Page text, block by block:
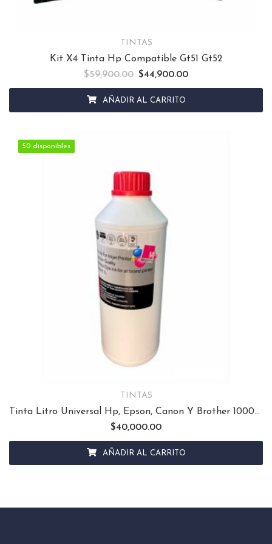
TINTAS
Kit X4 Tinta Hp Compatible Gt51 Gt52
$59,900.00 El precio original era: $59,900.00.
$44,900.00
AÑADIR AL CARRITO
50 disponibles
50 disponibles
TINTAS
Tinta Litro Universal Hp, Epson, Canon Y Brother 1000ml
$40,000.00
AÑADIR AL CARRITO